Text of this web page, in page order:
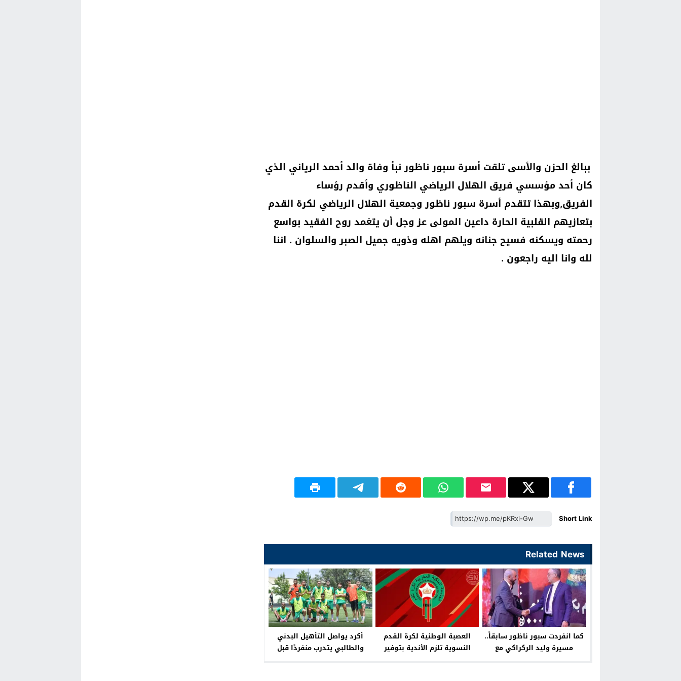
ببالغ الحزن والأسى تلقت أسرة سبور ناظور نبأ وفاة والد أحمد الرياني الذي
كان أحد مؤسسي فريق الهلال الرياضي الناظوري وأقدم رؤساء
الفريق,وبهذا تتقدم أسرة سبور ناظور وجمعية الهلال الرياضي لكرة القدم
بتعازيهم القلبية الحارة داعين المولى عز وجل أن يتغمد روح الفقيد بواسع
رحمته ويسكنه فسيح جنانه ويلهم اهله وذويه جميل الصبر والسلوان . اننا
لله وانا اليه راجعون .
Short Link
Related News
كما انفردت سبور ناظور سابقاً..
مسيرة وليد الركراكي مع
العصبة الوطنية لكرة القدم
النسوية تلزم الأندية بتوفير
أكرد يواصل التأهيل البدني
والطالبي يتدرب منفردًا قبل